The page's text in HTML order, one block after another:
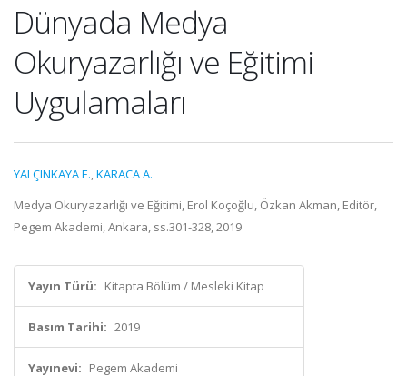
Dünyada Medya
Okuryazarlığı ve Eğitimi
Uygulamaları
YALÇINKAYA E.,KARACA A.
Medya Okuryazarlığı ve Eğitimi, Erol Koçoğlu, Özkan Akman, Editör,
Pegem Akademi, Ankara, ss.301-328, 2019
Yayın Türü: Kitapta Bölüm / Mesleki Kitap
Basım Tarihi: 2019
Yayınevi: Pegem Akademi